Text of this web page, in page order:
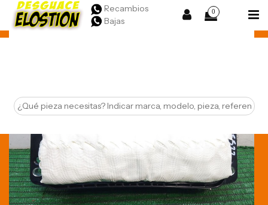
Recambios
Bajas
0